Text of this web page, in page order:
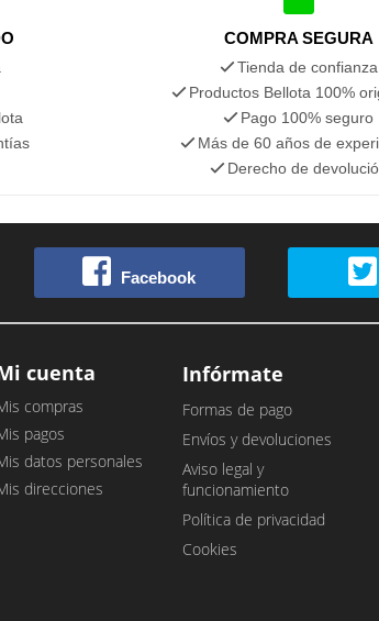
COMPRA SEGURA
Tienda de confianza
Productos Bellota 100%
Pago 100% seguro
Más de 60 años de
Derecho de
Facebook
cuenta
compras
pagos
datos personales
direcciones
Infórmate
Formas de pago
Envíos y devoluciones
Aviso legal y
funcionamiento
Política de privacidad
Cookies